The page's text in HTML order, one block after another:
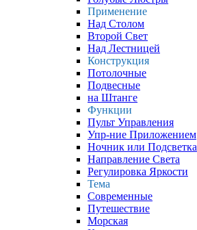
Применение
Над Столом
Второй Свет
Над Лестницей
Конструкция
Потолочные
Подвесные
на Штанге
Функции
Пульт Управления
Упр-ние Приложением
Ночник или Подсветка
Направление Света
Регулировка Яркости
Тема
Современные
Путешествие
Морская